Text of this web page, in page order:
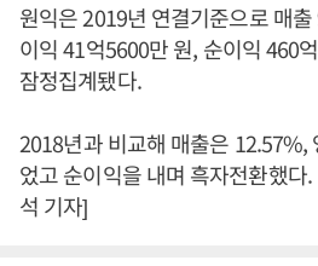
원익은 2019년 연결기준으로 매
이익 41억5600만 원, 순이익 460
잠정집계됐다.
2018년과 비교해 매출은 12.57%,
었고 순이익을 내며 흑자전환했다
석 기자]